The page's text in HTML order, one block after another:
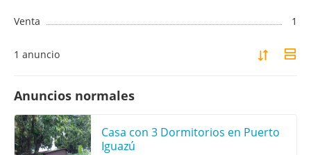
Venta 1
1 anuncio
Anuncios normales
Casa con 3 Dormitorios en Puerto
Iguazú